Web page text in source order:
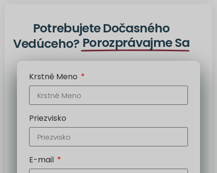
Potrebujete Dočasného
Vedúceho? Porozprávajme Sa
Krstné Meno
Priezvisko
E-mail